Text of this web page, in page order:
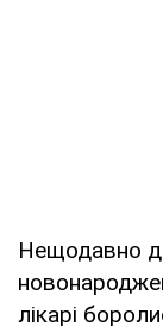
Нещодавно
лікарі